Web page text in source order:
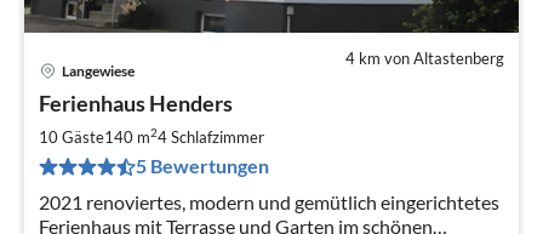
4 km von Altastenberg
Langewiese
Ferienhaus Henders
10 Gäste140 m24Schlafzimmer
5 Bewertungen
2021 renoviertes, modern und gemütlich eingerichtetes
Ferienhaus mit Terrasse und Garten im schönen